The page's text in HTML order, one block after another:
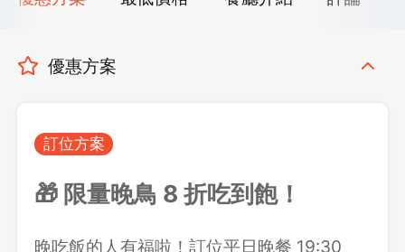
優惠方案
訂位方案
🎁 限量晚鳥 8 折吃到飽！
晚吃飯的人有福啦！訂位平日晚餐 19:30